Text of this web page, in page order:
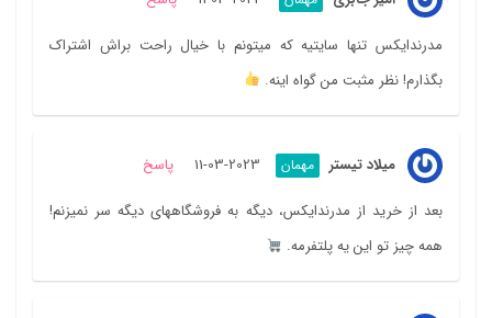
مدرندایکس تنها سایتیه که میتونم با خیال راحت براش اشتراک
بگذارم! نظر مثبت من گواه اینه.
میلاد تیستر مهمان 2023-03-11 پاسخ
بعد از خرید از مدرندایکس، دیگه به فروشگاههای دیگه سر نمیزنم!
همه چیز تو این یه پلتفرمه.